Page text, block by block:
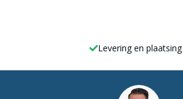
Levering en plaatsing